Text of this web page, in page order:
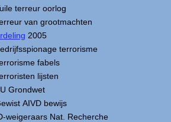
terreur oorlog
van grootmachten
2005
terrorisme
fabels
lijsten
Grondwet
AIVD bewijs
weigeraars Nat. Recherche